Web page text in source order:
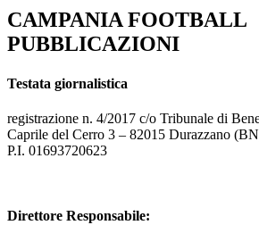
CAMPANIA FOOTBALL
PUBBLICAZIONI
Testata giornalistica
registrazione n. 4/2017 c/o Tribunale di
Caprile del Cerro 3 – 82015 Durazzano
P.I. 01693720623
Direttore Responsabile: